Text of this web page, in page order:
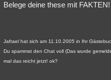
Belege deine these mit FAKTEN!
Jafrael hat sich am 11.10.2005 in Ihr
Du spammst den Chat voll (Das wurde
mal das reicht jetzt! ok?